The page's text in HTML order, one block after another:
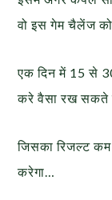
वो इस गेम चैलेंज
एक दिन में 15 से
करे वैसा रख सकते
जिसका रिजल्ट कम
करेगा…